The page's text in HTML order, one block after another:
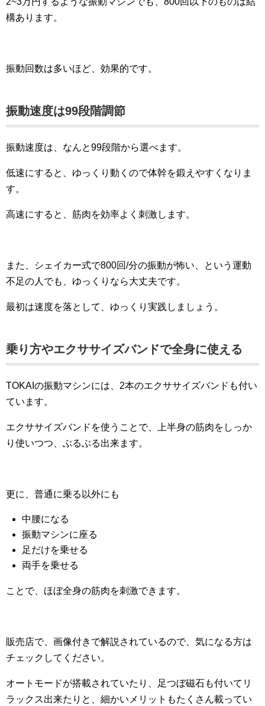
構あります。
振動回数は多いほど、効果的です。
振動速度は99段階調節
振動速度は、なんと99段階から選べます。
低速にすると、ゆっくり動くので体幹を鍛えやすくなりま
す。
高速にすると、筋肉を効率よく刺激します。
また、シェイカー式で800回/分の振動が怖い、という運動
不足の人でも、ゆっくりなら大丈夫です。
最初は速度を落として、ゆっくり実践しましょう。
乗り方やエクササイズバンドで全身に使える
TOKAIの振動マシンには、2本のエクササイズバンドも付い
ています。
エクササイズバンドを使うことで、上半身の筋肉をしっか
り使いつつ、ぶるぶる出来ます。
更に、普通に乗る以外にも
中腰になる
振動マシンに座る
足だけを乗せる
両手を乗せる
ことで、ほぼ全身の筋肉を刺激できます。
販売店で、画像付きで解説されているので、気になる方は
チェックしてください。
オートモードが搭載されていたり、足つぼ磁石も付いてリ
ラックス出来たりと、細かいメリットもたくさん載ってい